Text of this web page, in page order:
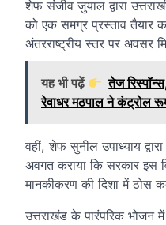
शेफ संजीव जुयाल द्वारा
को एक समग्र प्रस्ताव तैयार
अंतरराष्ट्रीय स्तर पर अवसर
यह भी पढ़ें
तेज
रेवाधर मठपाल ने कंट्रोल
वहीं, शेफ सुनील उपाध्याय
अवगत कराया कि सरकार इस
मानकीकरण की दिशा में ठोस
उत्तराखंड के पारंपरिक भोजन